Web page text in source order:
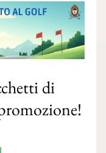
Euro
di